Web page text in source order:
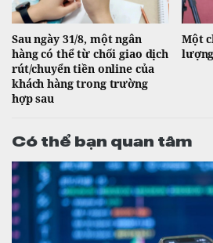
Sau ngày 31/8, một ngân
hàng có thể từ chối giao dịch
rút/chuyển tiền online của
khách hàng trong trường
hợp sau
Một
Có thể bạn quan tâm